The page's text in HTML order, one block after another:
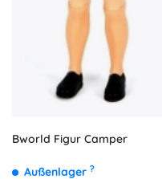
Bworld Figur Camper
Außenlager ?